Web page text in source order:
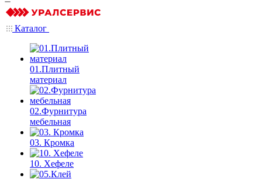
Каталог
01.Плитный
материал
02.Фурнитура
мебельная
03. Кромка
10. Хефеле